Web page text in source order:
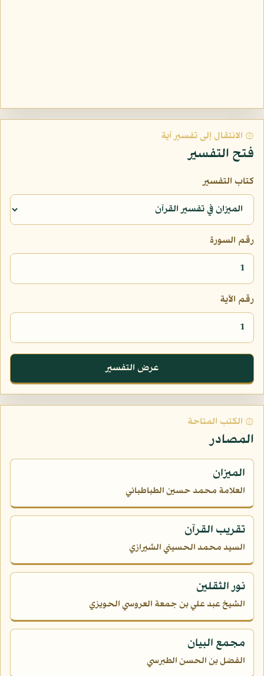
۞ الانتقال إلى تفسير آية
فتح التفسير
كتاب التفسير
رقم السورة
رقم الآية
عرض التفسير
۞ الكتب المتاحة
المصادر
الميزان
العلامة محمد حسين الطباطبائي
تقريب القرآن
السيد محمد الحسيني الشيرازي
نور الثقلين
الشيخ عبد علي بن جمعة العروسي الحويزي
مجمع البيان
الفضل بن الحسن الطبرسي